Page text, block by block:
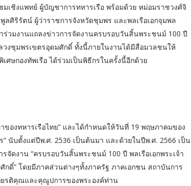
มเชิงแพทย์ ผู้บัญชาการทหารเรือ พร้อมด้วย หม่อมราชวงศ์จิ
ศิริรัตน์ ผู้ว่าราชการจังหวัดชุมพร และพลเรือเอกจุมพล
วมงานแถลงข่าวการจัดงานครบรอบวันสิ้นพระชนม์ 100 ปี
ลวงชุมพรเขตรอุดมศักดิ์ ทั้งนี้ภายในงานได้มีสื่อมวลชนให้
ษกองทัพเรือ ได้ร่วมเป็นพิธีกรในครั้งนี้อีกด้วย
ของทหารเรือไทย” และได้กำหนดให้วันที่ 19 พฤษภาคมของ
นับตั้งแต่ปีพ.ศ. 2536 เป็นต้นมา และด้วยในปีพ.ศ. 2566 เป็น
ดงาน “ครบรอบวันสิ้นพระชนม์ 100 ปี พลเรือเอกพระเจ้า
กดิ์” โดยมีภาคส่วนต่างๆทั้งภาครัฐ ภาคเอกชน สถาบันการ
ยรติคุณและคุณูปการของพระองค์ท่าน